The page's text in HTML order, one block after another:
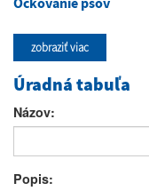
zobraziť viac
Úradná tabuľa
Názov:
Popis: